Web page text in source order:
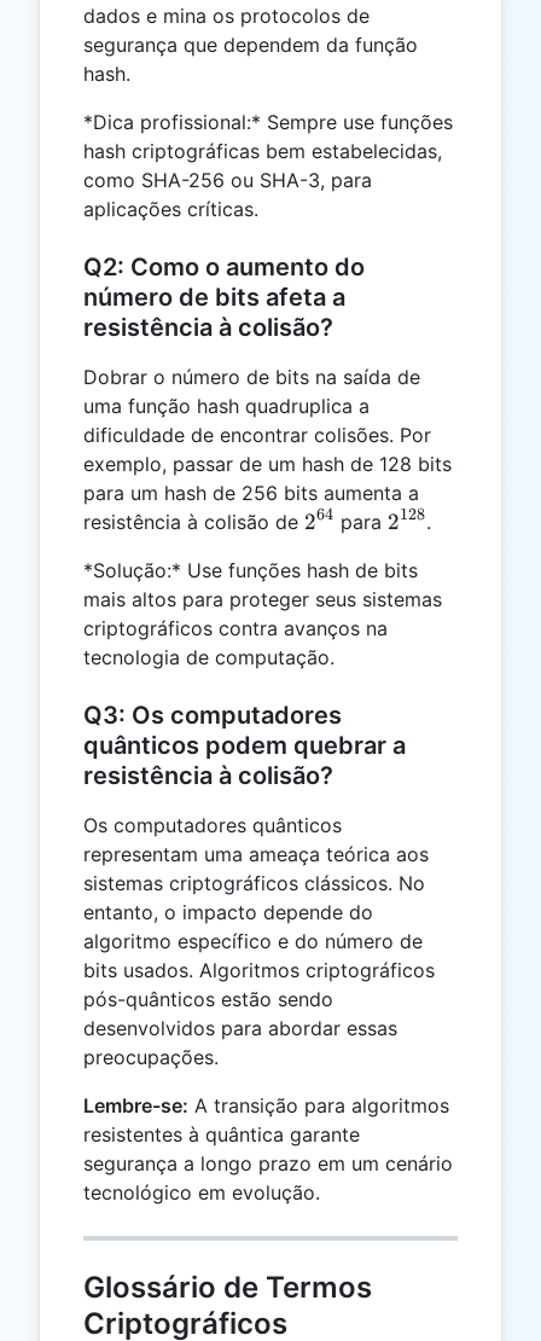
dados e mina os protocolos de
segurança que dependem da função
hash.
*Dica profissional:* Sempre use funções
hash criptográficas bem estabelecidas,
como SHA-256 ou SHA-3, para
aplicações críticas.
Q2: Como o aumento do
número de bits afeta a
resistência à colisão?
Dobrar o número de bits na saída de
uma função hash quadruplica a
dificuldade de encontrar colisões. Por
exemplo, passar de um hash de 128 bits
para um hash de 256 bits aumenta a
resistência à colisão de 2^{64}
264 para 2^{128}
2128.
*Solução:* Use funções hash de bits
mais altos para proteger seus sistemas
criptográficos contra avanços na
tecnologia de computação.
Q3: Os computadores
quânticos podem quebrar a
resistência à colisão?
Os computadores quânticos
representam uma ameaça teórica aos
sistemas criptográficos clássicos. No
entanto, o impacto depende do
algoritmo específico e do número de
bits usados. Algoritmos criptográficos
pós-quânticos estão sendo
desenvolvidos para abordar essas
preocupações.
Lembre-se: A transição para algoritmos
resistentes à quântica garante
segurança a longo prazo em um cenário
tecnológico em evolução.
Glossário de Termos
Criptográficos